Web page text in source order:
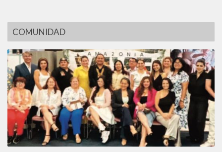
COMUNIDAD